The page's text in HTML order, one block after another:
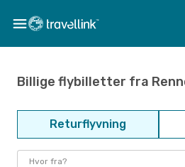
Billige flybilletter fra
Returflyvning
Hvor fra?